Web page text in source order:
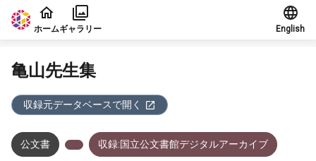
本文に飛ぶ
ホームギャラリー English
亀山先生集
収録元データベースで開く
公文書 収録:国立公文書館デジタルアーカイブ